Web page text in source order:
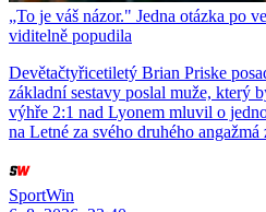
„To je váš názor." Jedna otázka po
viditelně popudila
Devětačtyřicetiletý Brian Priske
základní sestavy poslal muže, který
výhře 2:1 nad Lyonem mluvil o
na Letné za svého druhého angažmá
SportWin